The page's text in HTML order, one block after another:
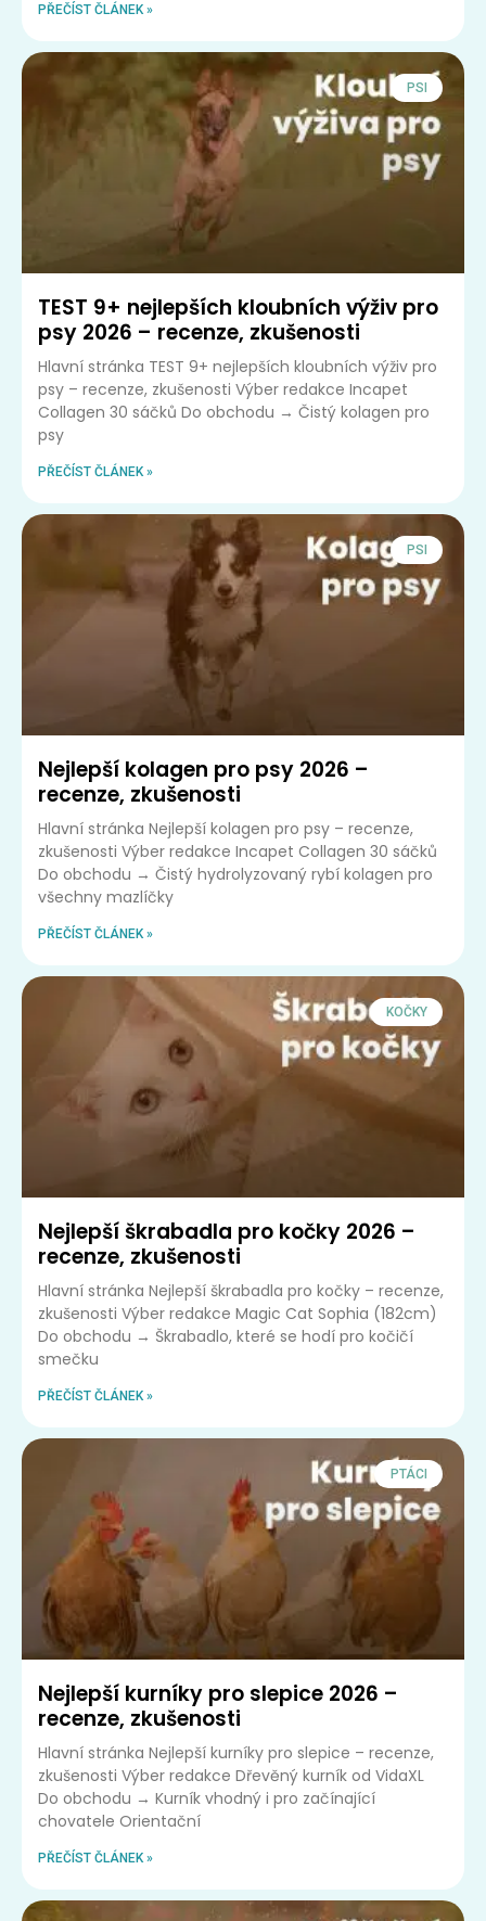
PŘEČÍST ČLÁNEK »
PSI
TEST 9+ nejlepších kloubních výživ pro
psy 2026 – recenze, zkušenosti
Hlavní stránka TEST 9+ nejlepších kloubních výživ pro
psy – recenze, zkušenosti Výber redakce Incapet
Collagen 30 sáčků Do obchodu → Čistý kolagen pro
psy
PŘEČÍST ČLÁNEK »
PSI
Nejlepší kolagen pro psy 2026 –
recenze, zkušenosti
Hlavní stránka Nejlepší kolagen pro psy – recenze,
zkušenosti Výber redakce Incapet Collagen 30 sáčků
Do obchodu → Čistý hydrolyzovaný rybí kolagen pro
všechny mazlíčky
PŘEČÍST ČLÁNEK »
KOČKY
Nejlepší škrabadla pro kočky 2026 –
recenze, zkušenosti
Hlavní stránka Nejlepší škrabadla pro kočky – recenze,
zkušenosti Výber redakce Magic Cat Sophia (182cm)
Do obchodu → Škrabadlo, které se hodí pro kočičí
smečku
PŘEČÍST ČLÁNEK »
PTÁCI
Nejlepší kurníky pro slepice 2026 –
recenze, zkušenosti
Hlavní stránka Nejlepší kurníky pro slepice – recenze,
zkušenosti Výber redakce Dřevěný kurník od VidaXL
Do obchodu → Kurník vhodný i pro začínající
chovatele Orientační
PŘEČÍST ČLÁNEK »